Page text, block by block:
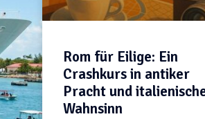
Rom für Eilige: Ein
Crashkurs in antiker
Pracht und
Wahnsinn